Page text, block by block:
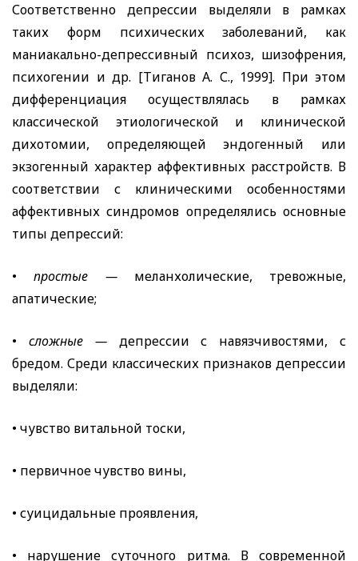
Соответственно депрессии выделяли в рамках
таких форм психических заболеваний, как
маниакально-депрессивный психоз, шизофрения,
психогении и др. [Тиганов А. С., 1999]. При этом
дифференциация осуществлялась в рамках
классической этиологической и клинической
дихотомии, определяющей эндогенный или
экзогенный характер аффективных расстройств. В
соответствии с клиническими особенностями
аффективных синдромов определялись основные
типы депрессий:
•простые — меланхолические, тревожные,
апатические;
• сложные — депрессии с навязчивостями, с
бредом. Среди классических признаков депрессии
выделяли:
• чувство витальной тоски,
• первичное чувство вины,
• суицидальные проявления,
• нарушение суточного ритма. В современной